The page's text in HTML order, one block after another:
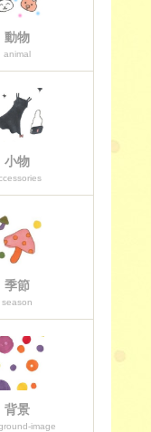
動物
animal
小物
季節
season
背景
image